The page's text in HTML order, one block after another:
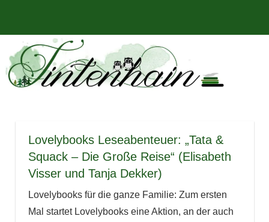
springen
Tintenhain
–
Der
Rezensionen
und
mehr
Lovelybooks Leseabenteuer: „Tata &
Squack – Die Große Reise“ (Elisabeth
Visser und Tanja Dekker)
Lovelybooks für die ganze Familie: Zum ersten
Mal startet Lovelybooks eine Aktion, an der auch